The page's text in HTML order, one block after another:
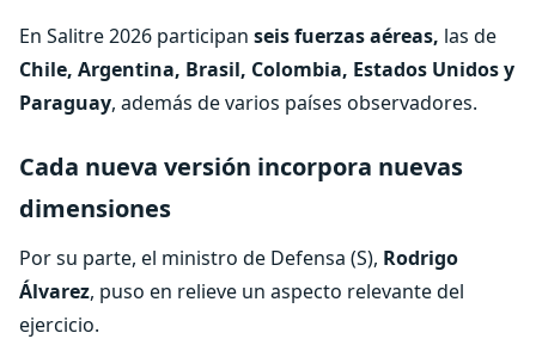
En Salitre 2026 participan seis fuerzas aéreas, las de
Chile, Argentina, Brasil, Colombia, Estados Unidos y
Paraguay, además de varios países observadores.
Cada nueva versión incorpora nuevas
dimensiones
Por su parte, el ministro de Defensa (S), Rodrigo
Álvarez, puso en relieve un aspecto relevante del
ejercicio.